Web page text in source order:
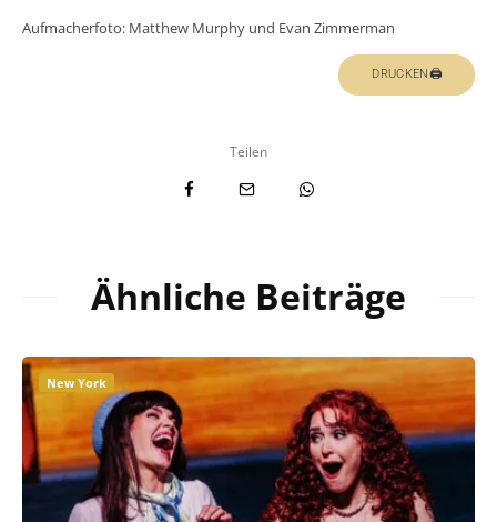
Aufmacherfoto: Matthew Murphy und Evan Zimmerman
DRUCKEN🖨
Teilen
Ähnliche Beiträge
New York